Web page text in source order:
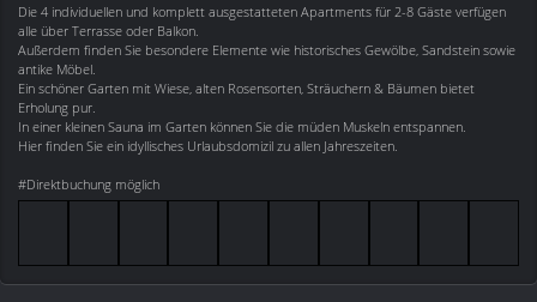
Die 4 individuellen und komplett ausgestatteten Apartments für 2-8 Gäste verfügen
alle über Terrasse oder Balkon.
Außerdem finden Sie besondere Elemente wie historisches Gewölbe, Sandstein sowie
antike Möbel.
Ein schöner Garten mit Wiese, alten Rosensorten, Sträuchern & Bäumen bietet
Erholung pur.
In einer kleinen Sauna im Garten können Sie die müden Muskeln entspannen.
Hier finden Sie ein idyllisches Urlaubsdomizil zu allen Jahreszeiten.
#Direktbuchung möglich